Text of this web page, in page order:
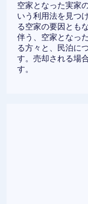
空家となった実家
いう利用法を見つ
る空家の要因とも
伴う、空家となっ
る方々と、民泊に
す。売却される場
す。